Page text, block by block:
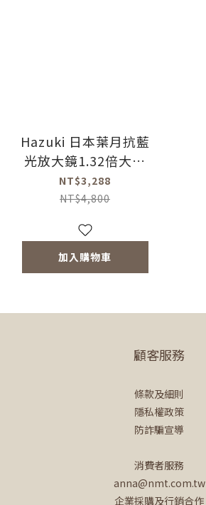
Hazuki 日本葉月抗藍
光放大鏡1.32倍大鏡
片-茶色鏡片 (黑-濾藍
光率55%)
NT$3,288
NT$4,800
加入購物車
顧客服務
條款及細則
隱私權政策
防詐騙宣導
消費者服務
anna@nmt.com.tw
企業採購及行銷合作